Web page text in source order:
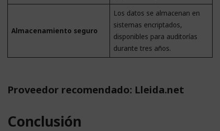
Almacenamiento seguro
Los datos se almacenan en
sistemas encriptados,
disponibles para auditorías
durante tres años.
Proveedor recomendado: Lleida.net
Conclusión